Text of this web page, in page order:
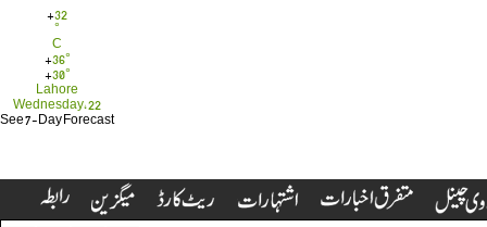
+32
°
C
+36°
+30°
Lahore
Wednesday, 22
See 7-Day Forecast